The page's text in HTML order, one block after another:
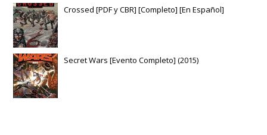
Crossed [PDF y CBR] [Completo] [En Español]
Secret Wars [Evento Completo] (2015)